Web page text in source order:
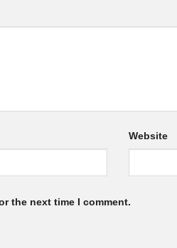
Website
the next time I comment.